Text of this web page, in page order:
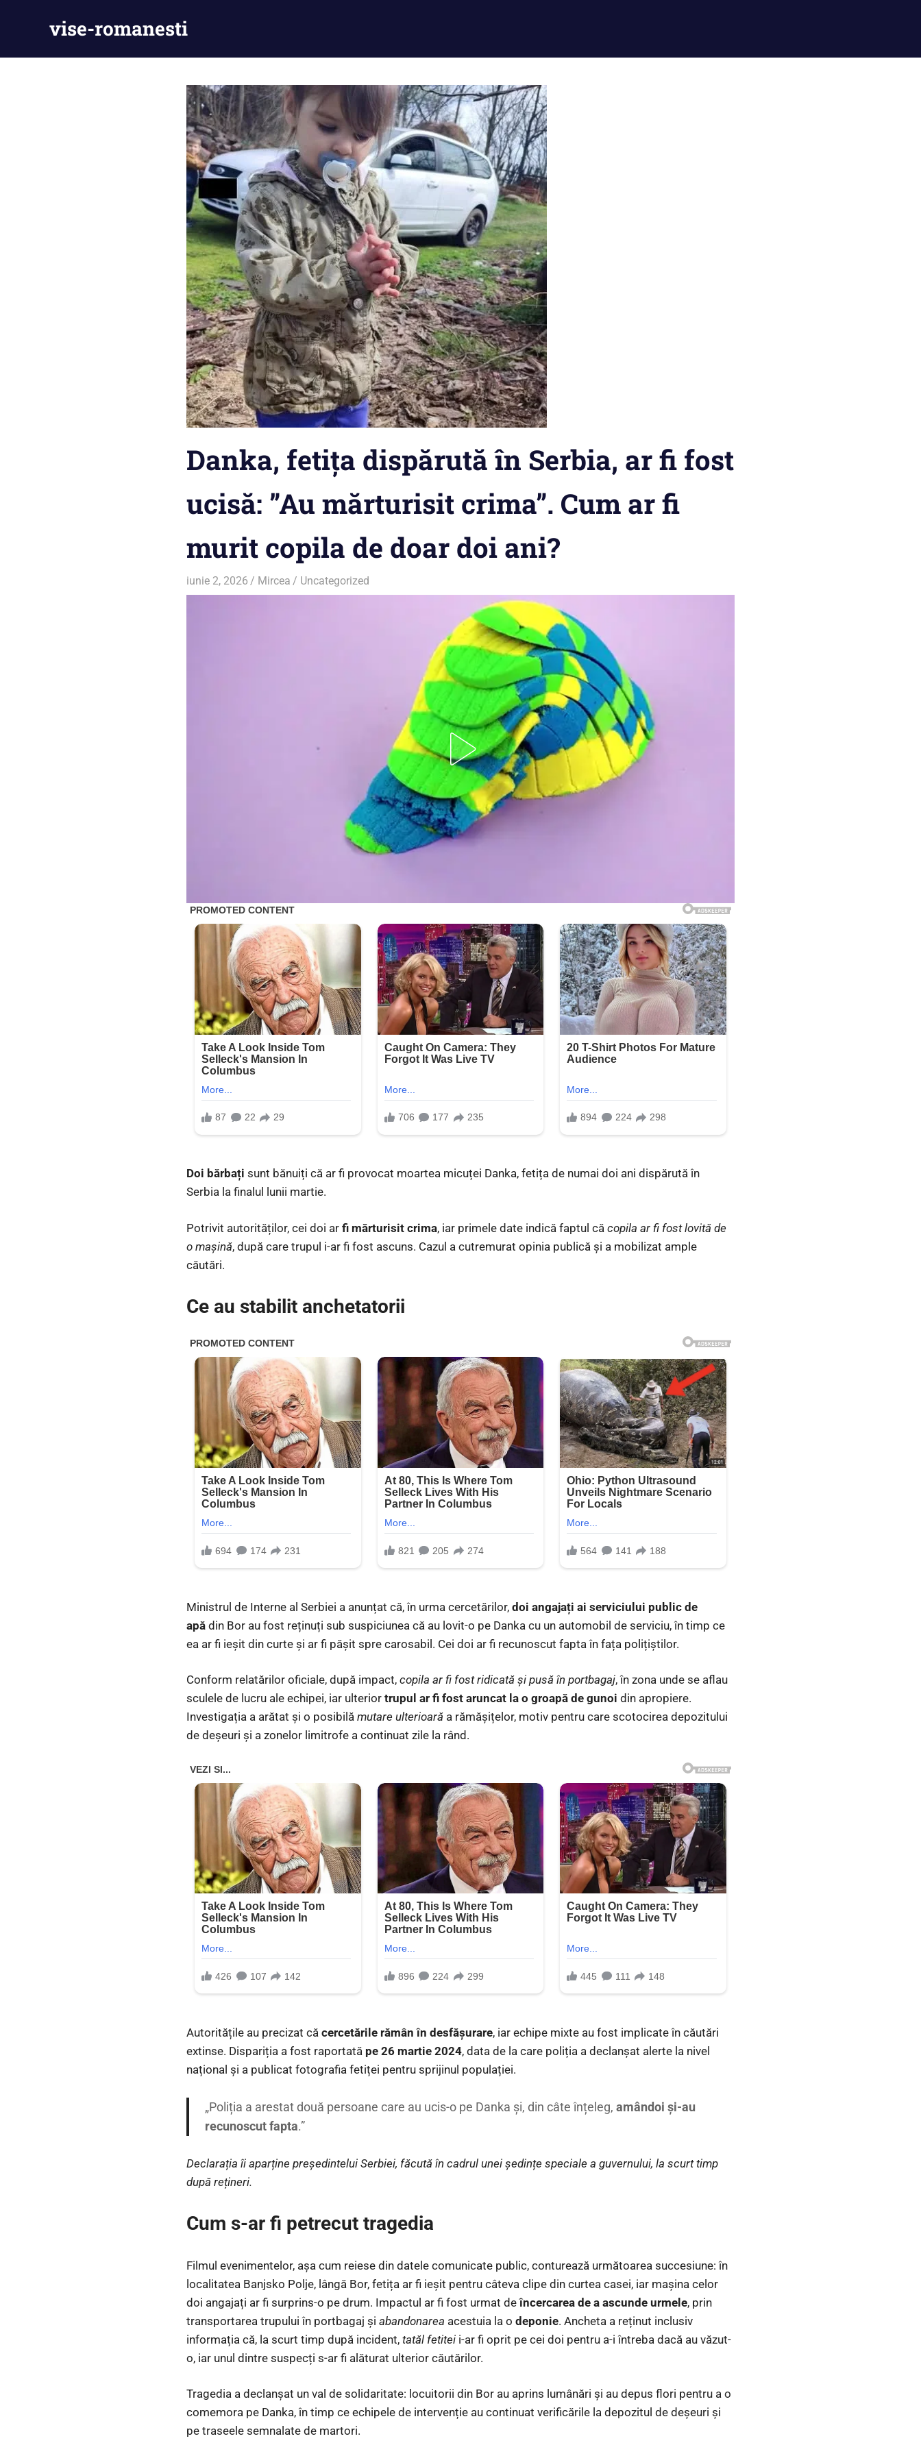
vise-romanesti
Danka, fetița dispărută în Serbia, ar fi fost
ucisă: ”Au mărturisit crima”. Cum ar fi
murit copila de doar doi ani?
iunie 2, 2026 Mircea Uncategorized
Doi bărbați sunt bănuiți că ar fi provocat moartea micuței Danka, fetița de numai doi ani dispărută în
Serbia la finalul lunii martie.
Potrivit autorităților, cei doi ar fi mărturisit crima, iar primele date indică faptul că copila ar fi fost lovită de
o mașină, după care trupul i-ar fi fost ascuns. Cazul a cutremurat opinia publică și a mobilizat ample
căutări.
Ce au stabilit anchetatorii
Ministrul de Interne al Serbiei a anunțat că, în urma cercetărilor, doi angajați ai serviciului public de
apă din Bor au fost reținuți sub suspiciunea că au lovit-o pe Danka cu un automobil de serviciu, în timp ce
ea ar fi ieșit din curte și ar fi pășit spre carosabil. Cei doi ar fi recunoscut fapta în fața polițiștilor.
Conform relatărilor oficiale, după impact, copila ar fi fost ridicată și pusă în portbagaj, în zona unde se aflau
sculele de lucru ale echipei, iar ulterior trupul ar fi fost aruncat la o groapă de gunoi din apropiere.
Investigația a arătat și o posibilă mutare ulterioară a rămășițelor, motiv pentru care scotocirea depozitului
de deșeuri și a zonelor limitrofe a continuat zile la rând.
Autoritățile au precizat că cercetările rămân în desfășurare, iar echipe mixte au fost implicate în căutări
extinse. Dispariția a fost raportată pe 26 martie 2024, data de la care poliția a declanșat alerte la nivel
național și a publicat fotografia fetiței pentru sprijinul populației.
„Poliția a arestat două persoane care au ucis-o pe Danka și, din câte înțeleg, amândoi și-au
recunoscut fapta.”
Declarația îi aparține președintelui Serbiei, făcută în cadrul unei ședințe speciale a guvernului, la scurt timp
după rețineri.
Cum s-ar fi petrecut tragedia
Filmul evenimentelor, așa cum reiese din datele comunicate public, conturează următoarea succesiune: în
localitatea Banjsko Polje, lângă Bor, fetița ar fi ieșit pentru câteva clipe din curtea casei, iar mașina celor
doi angajați ar fi surprins-o pe drum. Impactul ar fi fost urmat deîncercarea de a ascunde urmele, prin
transportarea trupului în portbagaj și abandonarea acestuia la o deponie. Ancheta a reținut inclusiv
informația că, la scurt timp după incident, tatăl fetitei i-ar fi oprit pe cei doi pentru a-i întreba dacă au văzut-
o, iar unul dintre suspecți s-ar fi alăturat ulterior căutărilor.
Tragedia a declanșat un val de solidaritate: locuitorii din Bor au aprins lumânări și au depus flori pentru a o
comemora pe Danka, în timp ce echipele de intervenție au continuat verificările la depozitul de deșeuri și
pe traseele semnalate de martori.